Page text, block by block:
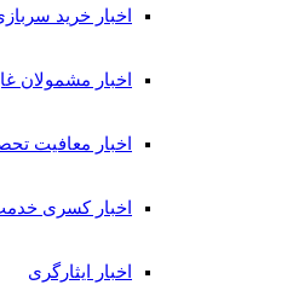
اخبار خرید سربازی
اخبار مشمولان غایب
اخبار معافیت تحصیلی
اخبار کسری خدمت
اخبار ایثارگری